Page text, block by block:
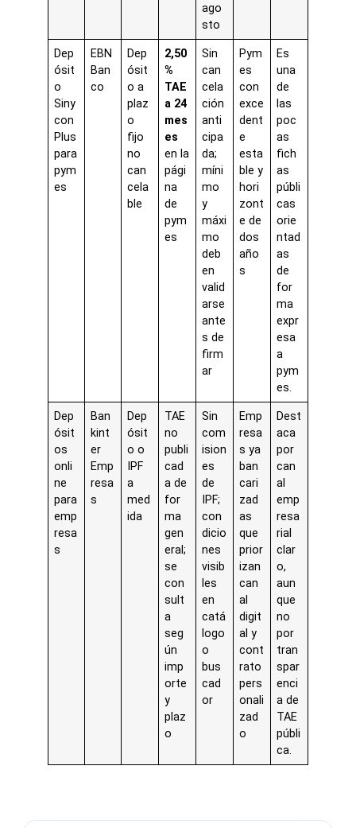
ago
sto
Dep
ósit
o
Siny
con
Plus
para
pym
es
EBN
Ban
co
Dep
ósit
o a
plaz
o
fijo
no
can
cela
ble
2,50
%
TAE
a 24
mes
es
en la
pági
na
de
pym
es
Sin
can
cela
ción
anti
cipa
da;
míni
mo
y
máxi
mo
deb
en
valid
arse
ante
s de
firm
ar
Pym
es
con
exce
dent
e
esta
ble y
hori
zont
e de
dos
año
s
Es
una
de
las
poc
as
fich
as
públi
cas
orie
ntad
as
de
for
ma
expr
esa
a
pym
es.
Dep
ósit
os
onli
ne
para
emp
resa
s
Ban
kint
er
Emp
resa
s
Dep
ósit
o o
IPF
a
med
ida
TAE
no
publi
cad
a de
for
ma
gen
eral;
se
con
sult
a
seg
ún
imp
orte
y
plaz
o
Sin
com
ision
es
de
IPF;
con
dicio
nes
visib
les
en
catá
logo
o
bus
cad
or
Emp
resa
s ya
ban
cari
zad
as
que
prior
izan
can
al
digit
al y
cont
rato
pers
onali
zad
o
Dest
aca
por
can
al
emp
resa
rial
clar
o,
aun
que
no
por
tran
spar
enci
a de
TAE
públi
ca.